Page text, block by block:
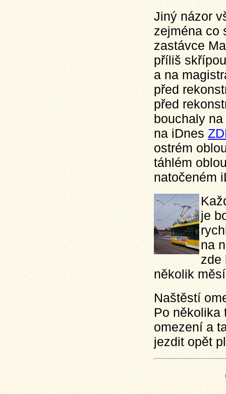
Jiný názor
zejména co
zastávce
příliš
a na
před
před
bouchaly
na iDnes
ostrém
táhlém
natočeném
je
na
zde
několik
Naštěstí
Po několika
omezení a
jezdit opět